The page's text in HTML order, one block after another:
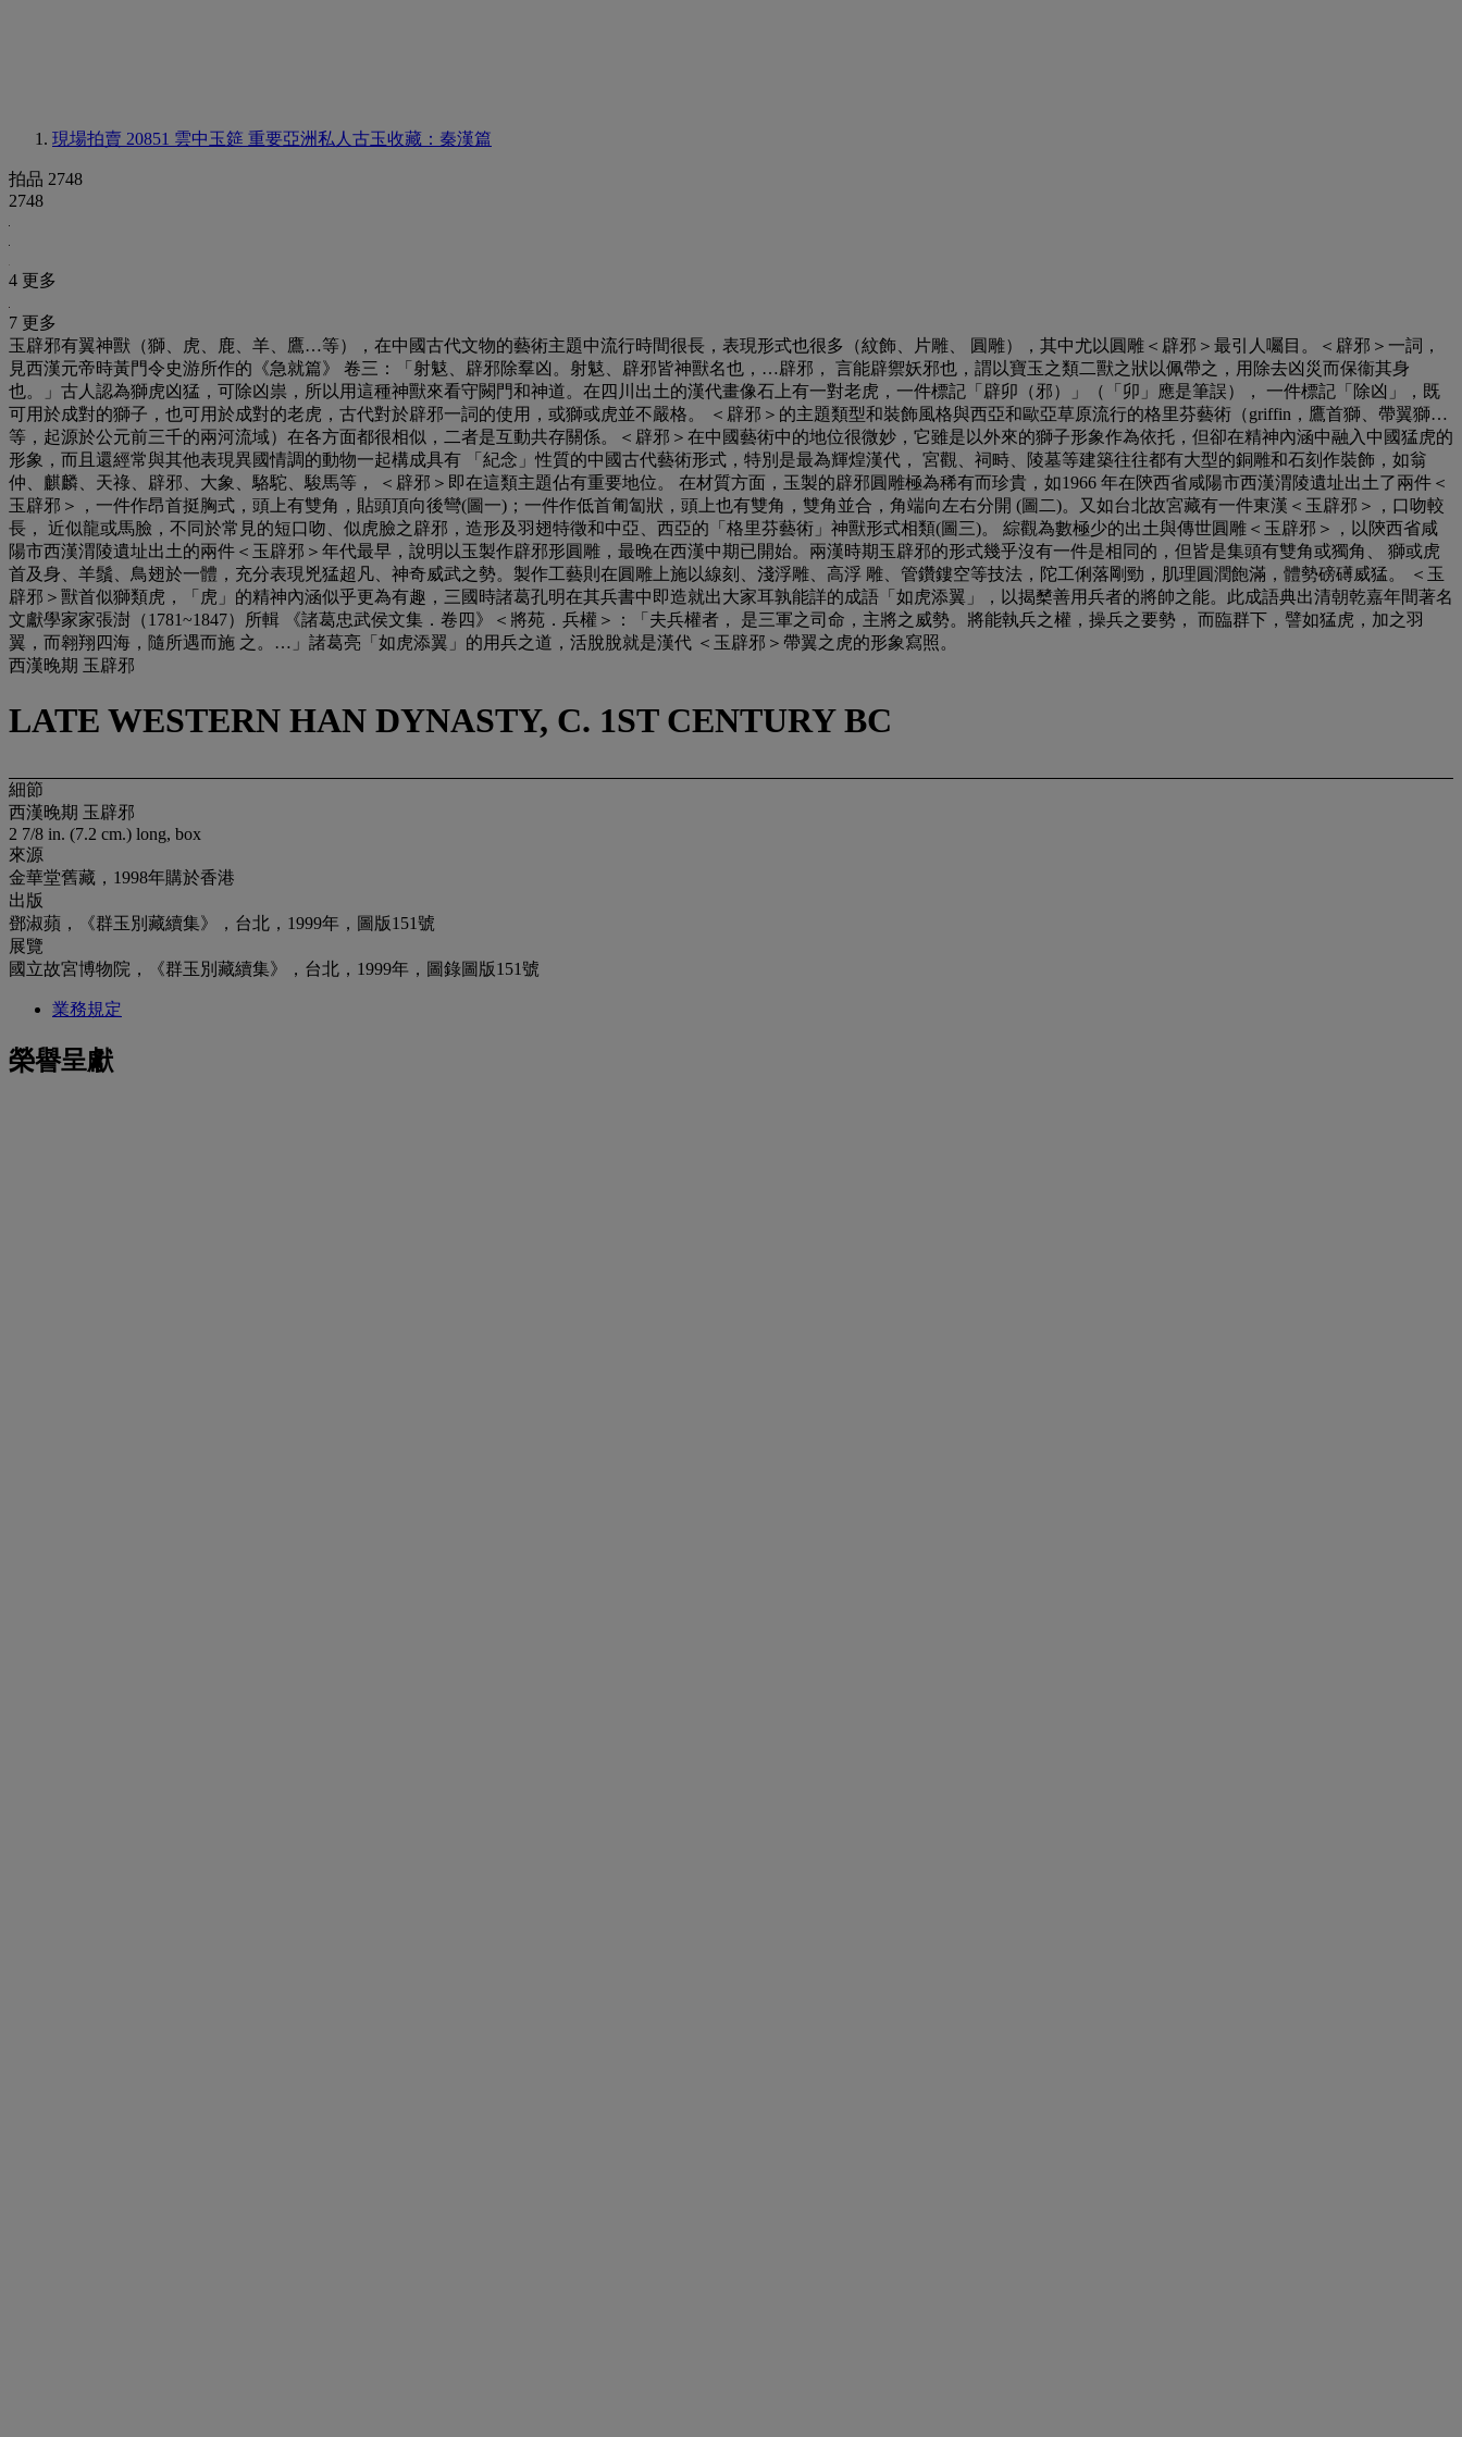
現場拍賣 20851 雲中玉筵 重要亞洲私人古玉收藏：秦漢篇
拍品 2748
2748
4 更多
7 更多
玉辟邪有翼神獸（獅、虎、鹿、羊、鷹…等），在中國古代文物的藝術主題中流行時間很長，表現形式也很多（紋飾、片雕、 圓雕），其中尤以圓雕＜辟邪＞最引人囑目。＜辟邪＞一詞，
見西漢元帝時黃門令史游所作的《急就篇》 卷三：「射鬾、辟邪除羣凶。射鬾、辟邪皆神獸名也，…辟邪， 言能辟禦妖邪也，謂以寶玉之類二獸之狀以佩帶之，用除去凶災而保衞其身
也。」古人認為獅虎凶猛，可除凶祟，所以用這種神獸來看守闕門和神道。在四川出土的漢代畫像石上有一對老虎，一件標記「辟卯（邪）」（「卯」應是筆誤）， 一件標記「除凶」，既
可用於成對的獅子，也可用於成對的老虎，古代對於辟邪一詞的使用，或獅或虎並不嚴格。 ＜辟邪＞的主題類型和裝飾風格與西亞和歐亞草原流行的格里芬藝術（griffin，鷹首獅、帶翼獅…
等，起源於公元前三千的兩河流域）在各方面都很相似，二者是互動共存關係。＜辟邪＞在中國藝術中的地位很微妙，它雖是以外來的獅子形象作為依托，但卻在精神內涵中融入中國猛虎的
形象，而且還經常與其他表現異國情調的動物一起構成具有 「紀念」性質的中國古代藝術形式，特別是最為輝煌漢代， 宮觀、祠畤、陵墓等建築往往都有大型的銅雕和石刻作裝飾，如翁
仲、麒麟、天祿、辟邪、大象、駱駝、駿馬等， ＜辟邪＞即在這類主題佔有重要地位。 在材質方面，玉製的辟邪圓雕極為稀有而珍貴，如1966 年在陝西省咸陽市西漢渭陵遺址出土了兩件＜
玉辟邪＞，一件作昂首挺胸式，頭上有雙角，貼頭頂向後彎(圖一)；一件作低首匍匐狀，頭上也有雙角，雙角並合，角端向左右分開 (圖二)。又如台北故宮藏有一件東漢＜玉辟邪＞，口吻較
長， 近似龍或馬臉，不同於常見的短口吻、似虎臉之辟邪，造形及羽翅特徵和中亞、西亞的「格里芬藝術」神獸形式相類(圖三)。 綜觀為數極少的出土與傳世圓雕＜玉辟邪＞，以陝西省咸
陽市西漢渭陵遺址出土的兩件＜玉辟邪＞年代最早，說明以玉製作辟邪形圓雕，最晚在西漢中期已開始。兩漢時期玉辟邪的形式幾乎沒有一件是相同的，但皆是集頭有雙角或獨角、 獅或虎
首及身、羊鬚、鳥翅於一體，充分表現兇猛超凡、神奇威武之勢。製作工藝則在圓雕上施以線刻、淺浮雕、高浮 雕、管鑽鏤空等技法，陀工俐落剛勁，肌理圓潤飽滿，體勢磅礡威猛。 ＜玉
辟邪＞獸首似獅類虎，「虎」的精神內涵似乎更為有趣，三國時諸葛孔明在其兵書中即造就出大家耳孰能詳的成語「如虎添翼」，以揭櫫善用兵者的將帥之能。此成語典出清朝乾嘉年間著名
文獻學家家張澍（1781~1847）所輯 《諸葛忠武侯文集．卷四》＜將苑．兵權＞：「夫兵權者， 是三軍之司命，主將之威勢。將能執兵之權，操兵之要勢， 而臨群下，譬如猛虎，加之羽
翼，而翱翔四海，隨所遇而施 之。…」諸葛亮「如虎添翼」的用兵之道，活脫脫就是漢代 ＜玉辟邪＞帶翼之虎的形象寫照。
西漢晚期 玉辟邪
LATE WESTERN HAN DYNASTY, C. 1ST CENTURY BC
細節
西漢晚期 玉辟邪
2 7/8 in. (7.2 cm.) long, box
來源
金華堂舊藏，1998年購於香港
出版
鄧淑蘋，《群玉別藏續集》，台北，1999年，圖版151號
展覽
國立故宮博物院，《群玉別藏續集》，台北，1999年，圖錄圖版151號
業務規定
榮譽呈獻